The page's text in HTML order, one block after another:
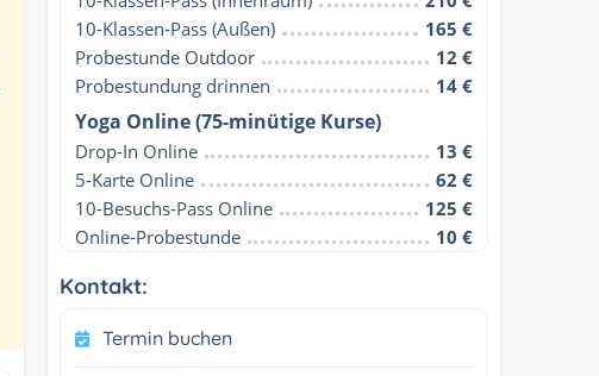
10-Klassen-Pass (Außen)
165 €
Probestunde Outdoor
12 €
Probestundung drinnen
14 €
Yoga Online (75-minütige Kurse)
Drop-In Online
13 €
5-Karte Online
62 €
10-Besuchs-Pass Online
125 €
Online-Probestunde
10 €
Kontakt:
Termin buchen